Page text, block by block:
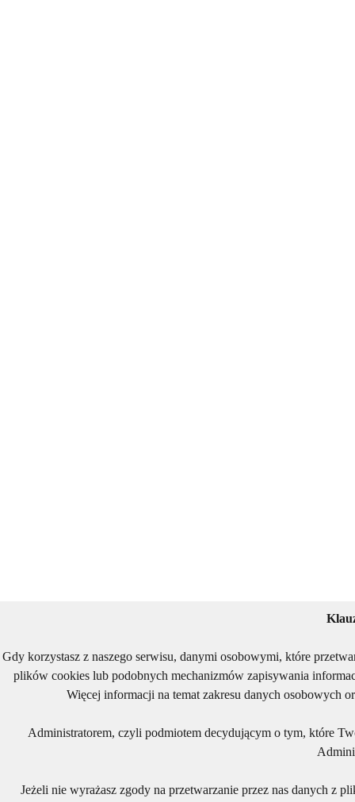
Gdy korzystasz z naszego serwisu, danymi osobowymi, które
plików cookies lub podobnych mechanizmów zapisywania
Więcej informacji na temat zakresu danych osobowych
Administratorem, czyli podmiotem decydującym o tym, które
Jeżeli nie wyrażasz zgody na przetwarzanie przez nas danych z